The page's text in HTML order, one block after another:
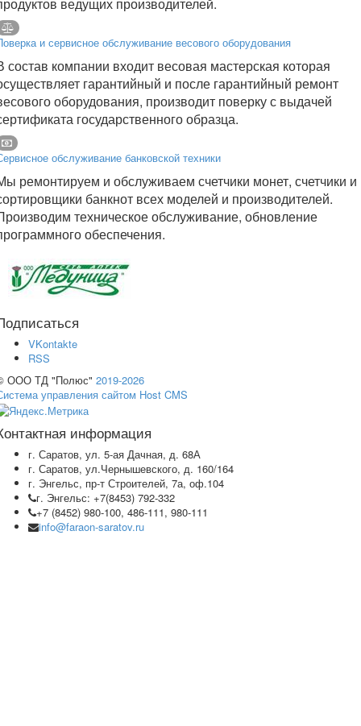
ведущих производителей.
и сервисное обслуживание весового оборудования
состав компании входит весовая мастерская которая
гарантийный и после гарантийный ремонт
оборудования, производит поверку с выдачей
государственного образца.
обслуживание банковской техники
ремонтируем и обслуживаем счетчики монет, счетчики и
банкнот всех моделей и производителей.
техническое обслуживание, обновление
обеспечения.
VKontakte
RSS
ООО ТД "Полюс" 2019-2026
управления сайтом Host CMS
информация
г. Саратов, ул. 5-ая Дачная, д. 68А
г. Саратов, ул.Чернышевского, д. 160/164
г. Энгельс, пр-т Строителей, 7а, оф.104
г. Энгельс: +7(8453) 792-332
+7 (8452) 980-100, 486-111, 980-111
info@faraon-saratov.ru